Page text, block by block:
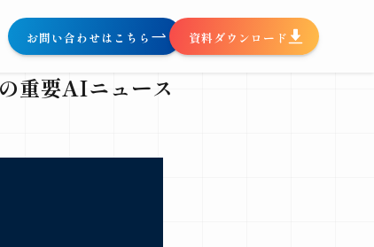
お問い合わせはこちら 資料ダウンロード
重要AIニュース